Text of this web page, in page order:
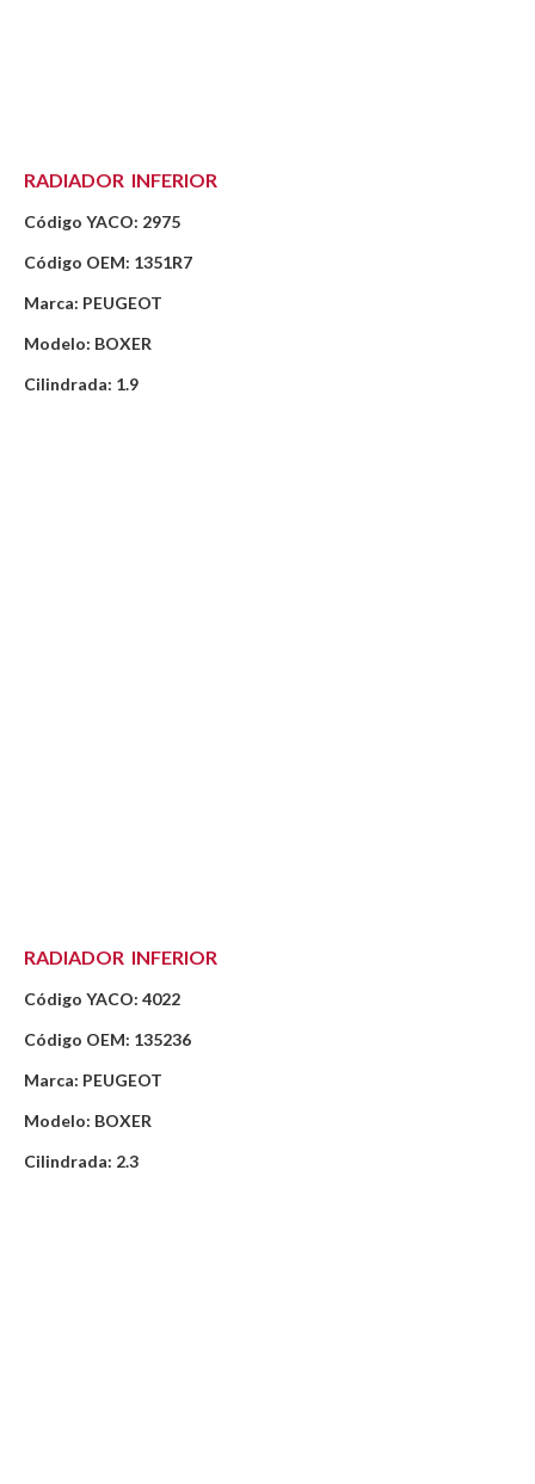
RADIADOR INFERIOR
Código YACO: 2975
Código OEM: 1351R7
Marca: PEUGEOT
Modelo: BOXER
Cilindrada: 1.9
RADIADOR INFERIOR
Código YACO: 4022
Código OEM: 135236
Marca: PEUGEOT
Modelo: BOXER
Cilindrada: 2.3